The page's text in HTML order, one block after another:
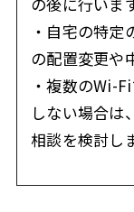
・自宅の特定
の配置変更や
・複数のWi-
しない場合は
相談を検討し